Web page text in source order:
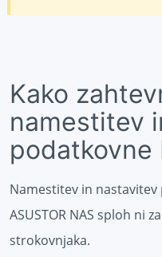
Kako
namestitev
podatkovne
Namestitev in nastavitev
ASUSTOR NAS sploh ni
strokovnjaka.